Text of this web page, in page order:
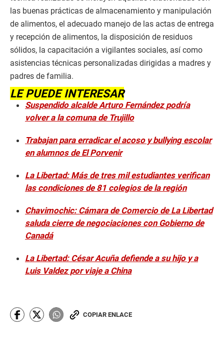
las buenas prácticas de almacenamiento y manipulación
de alimentos, el adecuado manejo de las actas de entrega
y recepción de alimentos, la disposición de residuos
sólidos, la capacitación a vigilantes sociales, así como
asistencias técnicas personalizadas dirigidas a madres y
padres de familia.
LE PUEDE INTERESAR
Suspendido alcalde Arturo Fernández podría
volver a la comuna de Trujillo
Trabajan para erradicar el acoso y bullying escolar
en alumnos de El Porvenir
La Libertad: Más de tres mil estudiantes verifican
las condiciones de 81 colegios de la región
Chavimochic: Cámara de Comercio de La Libertad
saluda cierre de negociaciones con Gobierno de
Canadá
La Libertad: César Acuña defiende a su hijo y a
Luis Valdez por viaje a China
COPIAR ENLACE